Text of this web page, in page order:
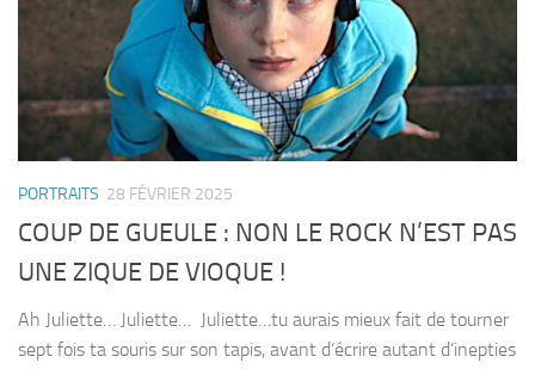
PORTRAITS 28 FÉVRIER 2025
COUP DE GUEULE : NON LE ROCK N’EST PAS
UNE ZIQUE DE VIOQUE !
Ah Juliette… Juliette… Juliette…tu aurais mieux fait de tourner
sept fois ta souris sur son tapis, avant d‘écrire autant d’inepties